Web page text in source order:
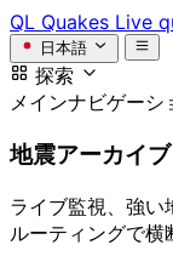
QL Quakes Live
日本語
探索
メインナビゲーシ
地震アーカイ
ライブ監視、強い
ルーティングで横